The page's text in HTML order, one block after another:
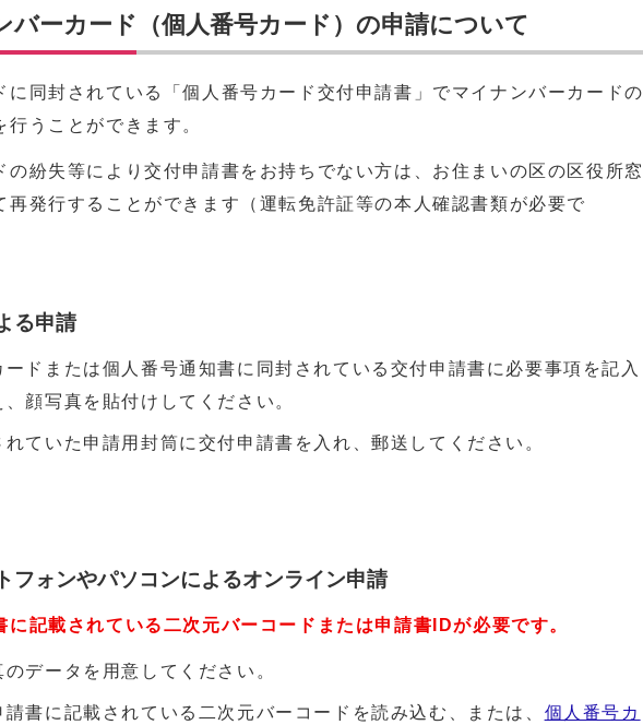
バーカード（個人番号カード）の申請について
に同封されている「個人番号カード交付申請書」でマイナンバーカードの
行うことができます。
の紛失等により交付申請書をお持ちでない方は、お住まいの区の区役所窓
再発行することができます（運転免許証等の本人確認書類が必要で
る申請
ードまたは個人番号通知書に同封されている交付申請書に必要事項を記入
、顔写真を貼付けしてください。
れていた申請用封筒に交付申請書を入れ、郵送してください。
フォンやパソコンによるオンライン申請
に記載されている二次元バーコードまたは申請書IDが必要です。
のデータを用意してください。
請書に記載されている二次元バーコードを読み込む、または、 個人番号カ